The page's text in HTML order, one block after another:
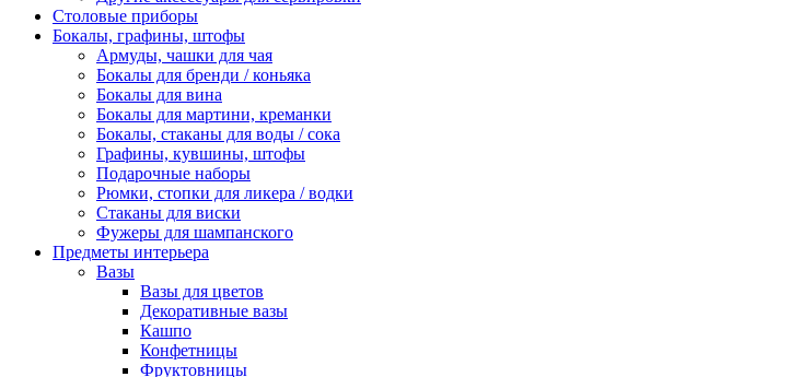
Столовые приборы
Бокалы, графины, штофы
Армуды, чашки для чая
Бокалы для бренди / коньяка
Бокалы для вина
Бокалы для мартини, креманки
Бокалы, стаканы для воды / сока
Графины, кувшины, штофы
Подарочные наборы
Рюмки, стопки для ликера / водки
Стаканы для виски
Фужеры для шампанского
Предметы интерьера
Вазы
Вазы для цветов
Декоративные вазы
Кашпо
Конфетницы
Фруктовницы